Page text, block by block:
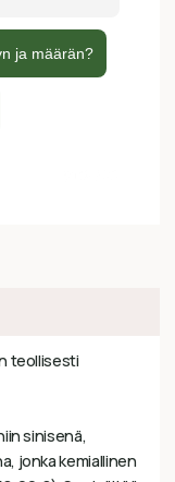
teollisesti
sinisenä,
jonka kemiallinen